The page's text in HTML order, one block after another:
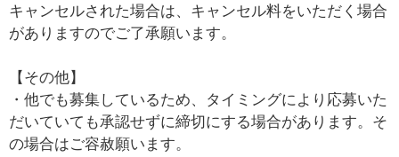
キャンセルされた場合は、キャンセル料をいただく場合
がありますのでご了承願います。
【その他】
・他でも募集しているため、タイミングにより応募いた
だいていても承認せずに締切にする場合があります。そ
の場合はご容赦願います。